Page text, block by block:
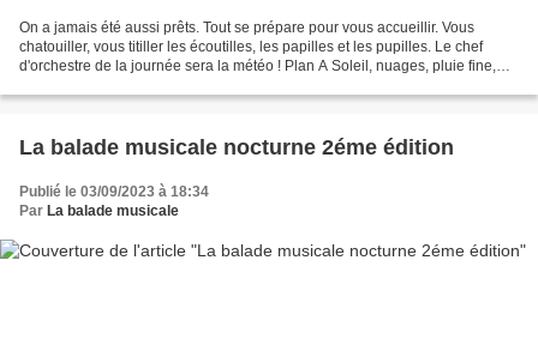
On a jamais été aussi prêts. Tout se prépare pour vous accueillir. Vous
chatouiller, vous titiller les écoutilles, les papilles et les pupilles. Le chef
d'orchestre de la journée sera la météo ! Plan A Soleil, nuages, pluie fine,
La balade musicale nocturne 2éme édition
Publié le 03/09/2023 à 18:34
Par La balade musicale